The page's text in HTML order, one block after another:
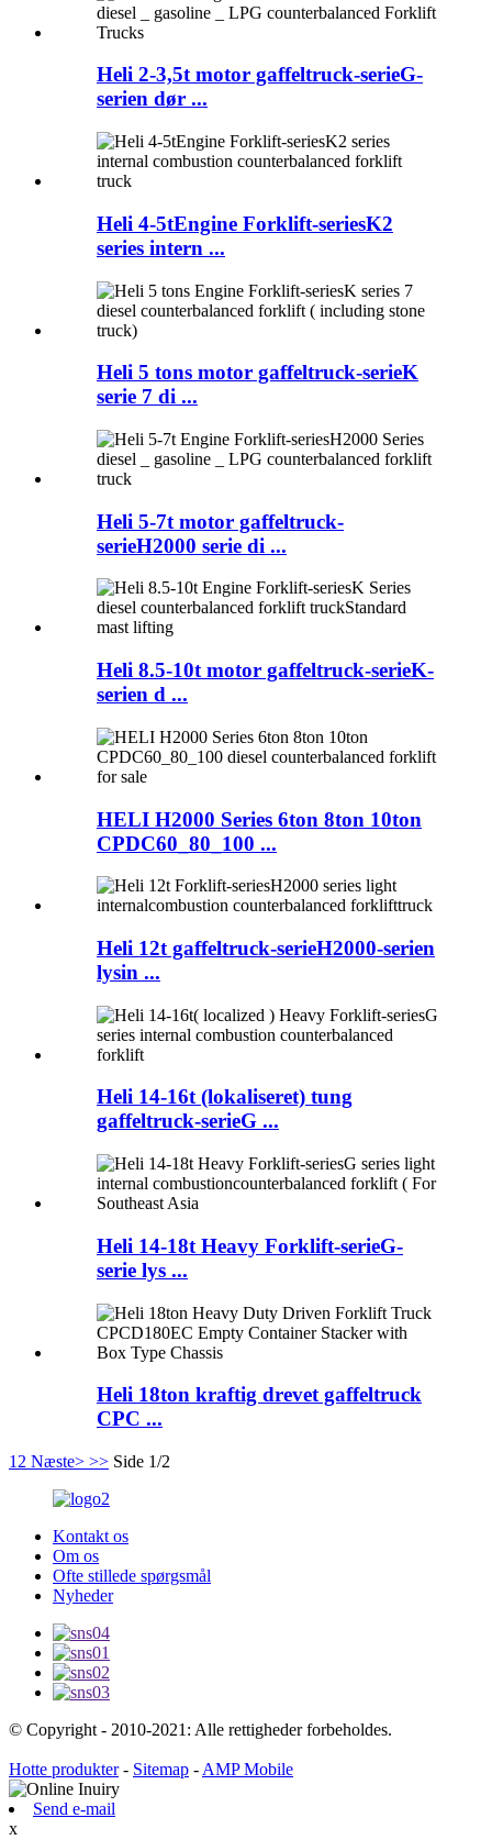
Heli 2-3,5t motor gaffeltruck-serieG-
serien dør ...
Heli 4-5tEngine Forklift-seriesK2
series intern ...
Heli 5 tons motor gaffeltruck-serieK
serie 7 di ...
Heli 5-7t motor gaffeltruck-
serieH2000 serie di ...
Heli 8.5-10t motor gaffeltruck-serieK-
serien d ...
HELI H2000 Series 6ton 8ton 10ton
CPDC60_80_100 ...
Heli 12t gaffeltruck-serieH2000-serien
lysin ...
Heli 14-16t (lokaliseret) tung
gaffeltruck-serieG ...
Heli 14-18t Heavy Forklift-serieG-
serie lys ...
Heli 18ton kraftig drevet gaffeltruck
CPC ...
1 2 Næste> >> Side 1/2
Kontakt os
Om os
Ofte stillede spørgsmål
Nyheder
© Copyright - 2010-2021: Alle rettigheder forbeholdes.
Hotte produkter- Sitemap - AMP Mobile
Send e-mail
x